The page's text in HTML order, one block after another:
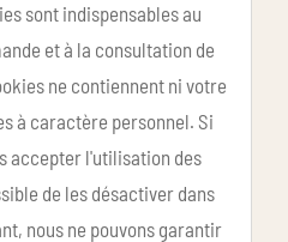
sont indispensables au
et à la consultation de
ne contiennent ni votre
à caractère personnel. Si
accepter l'utilisation des
de les désactiver dans
nous ne pouvons garantir